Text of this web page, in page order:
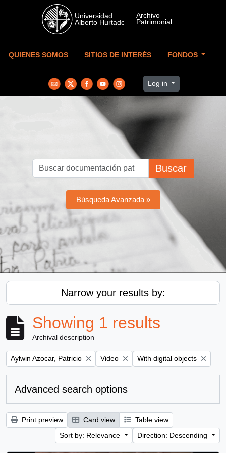
Skip to main content
QUIENES SOMOS SITIOS DE INTERÉS FONDOS
Log in
Buscar
Búsqueda Avanzada »
Narrow your results by:
Showing 1 results
Archival description
Remove filter:
Aylwin Azocar, Patricio Remove filter:
Video Remove filter:
With digital objects
Advanced search options
Print preview Card view
Table view
Sort by: Relevance
Direction: Descending